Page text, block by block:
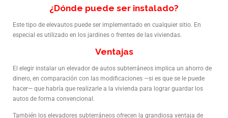
¿Dónde puede ser instalado?
Este tipo de elevautos puede ser implementado en cualquier sitio. En
especial es utilizado en los jardines o frentes de las viviendas.
Ventajas
El elegir instalar un elevador de autos subterráneos implica un ahorro de
dinero, en comparación con las modificaciones —si es que se le puede
hacer— que habría que realizarle a la vivienda para lograr guardar los
autos de forma convencional.
También los elevadores subterráneos ofrecen la grandiosa ventaja de